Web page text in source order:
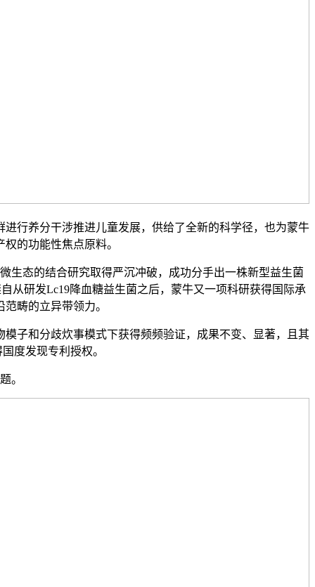
养分干涉推进儿童发展，供给了全新的科学径，也为蒙牛
的功能性焦点原料。
态的结合研究取得严沉冲破，成功分手出一株新型益生菌
从研发Lc19降血糖益生菌之后，蒙牛又一项科研获得国际承
畴的立异带领力。
和分歧炊事模式下获得频频验证，成果不变、显著，且其
度发现专利授权。
。